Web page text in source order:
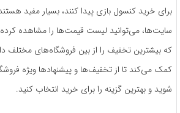
برای خرید کنسول بازی پیدا کنند، بسیار مفید
سایت‌ها، می‌توانید لیست قیمت‌ها را مشاهده
که بیشترین تخفیف را از بین فروشگاه‌های مختلف
کمک می‌کند تا از تخفیف‌ها و پیشنهادها ویژه
شوید و بهترین گزینه را برای خرید انتخاب کنید.